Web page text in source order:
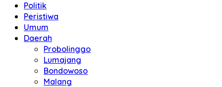
Politik
Peristiwa
Umum
Daerah
Probolinggo
Lumajang
Bondowoso
Malang